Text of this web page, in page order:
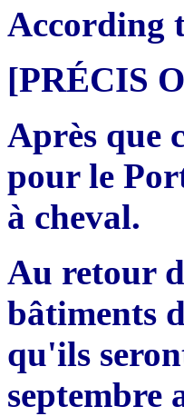
According
[PRÉCIS
Après que
pour le
à cheval.
Au retour
bâtiments
qu'ils
septembre